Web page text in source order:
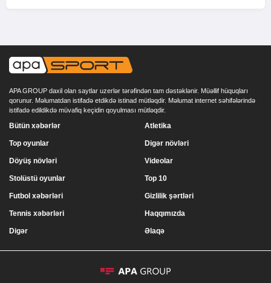
APA GROUP daxil olan saytlar uzerlər tərəfindən tam dəstəklənir. Müəllif hüquqları
qorunur. Məlumatdan istifadə etdikdə istinad mütləqdir. Məlumat internet səhifələrində
istifadə edildikdə müvafiq keçidin qoyulması mütləqdir.
Bütün xəbərlər
Top oyunlar
Döyüş növləri
Stolüstü oyunlar
Atletika
Digər növləri
Videolar
Top 10
Futbol xəbərləri
Tennis xəbərləri
Digər
Gizlilik şərtləri
Haqqımızda
Əlaqə